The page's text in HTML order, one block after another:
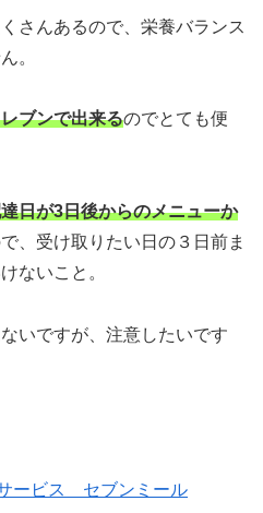
さんあるので、栄養バランス
。
ブンで出来るのでとても便
日が3日後からのメニューか
、受け取りたい日の３日前ま
ないこと。
いですが、注意したいです
ービス セブンミール